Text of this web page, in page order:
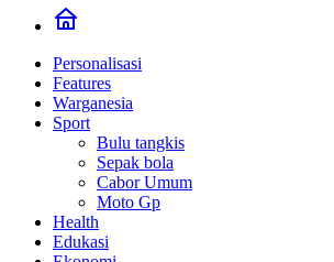
Personalisasi
Features
Warganesia
Sport
Bulu tangkis
Sepak bola
Cabor Umum
Moto Gp
Health
Edukasi